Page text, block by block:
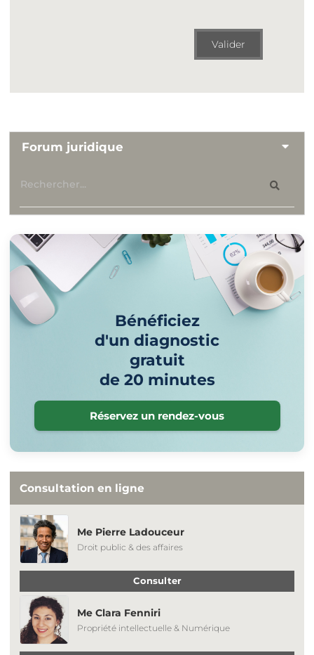
Valider
Forum juridique
Bénéficiez
d'un diagnostic
gratuit
de 20 minutes
Réservez un rendez-vous
Consultation en ligne
Me Pierre Ladouceur
Droit public & des affaires
Consulter
Me Clara Fenniri
Propriété intellectuelle & Numérique